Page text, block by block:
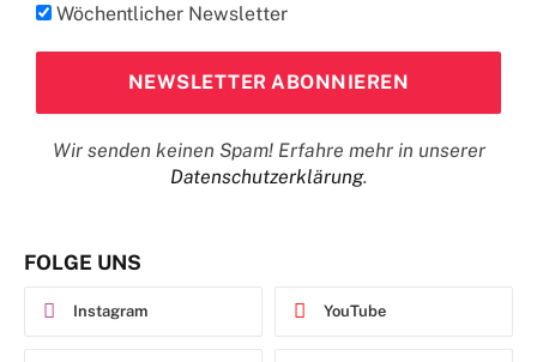
Wöchentlicher Newsletter
Wir senden keinen Spam! Erfahre mehr in unserer
Datenschutzerklärung.
FOLGE UNS
Instagram YouTube